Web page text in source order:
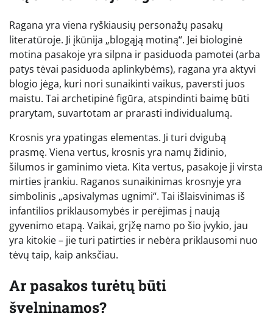
Ragana yra viena ryškiausių personažų pasakų
literatūroje. Ji įkūnija „blogąją motiną“. Jei biologinė
motina pasakoje yra silpna ir pasiduoda pamotei (arba
patys tėvai pasiduoda aplinkybėms), ragana yra aktyvi
blogio jėga, kuri nori sunaikinti vaikus, paversti juos
maistu. Tai archetipinė figūra, atspindinti baimę būti
prarytam, suvartotam ar prarasti individualumą.
Krosnis yra ypatingas elementas. Ji turi dvigubą
prasmę. Viena vertus, krosnis yra namų židinio,
šilumos ir gaminimo vieta. Kita vertus, pasakoje ji virsta
mirties įrankiu. Raganos sunaikinimas krosnyje yra
simbolinis „apsivalymas ugnimi“. Tai išlaisvinimas iš
infantilios priklausomybės ir perėjimas į naują
gyvenimo etapą. Vaikai, grįžę namo po šio įvykio, jau
yra kitokie – jie turi patirties ir nebėra priklausomi nuo
tėvų taip, kaip anksčiau.
Ar pasakos turėtų būti
švelninamos?